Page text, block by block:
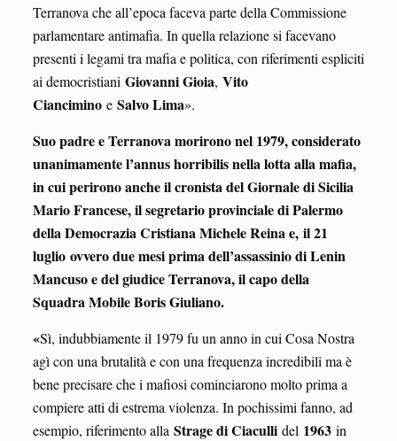
Terranova che all’epoca faceva parte della Commissione
parlamentare antimafia. In quella relazione si facevano
presenti i legami tra mafia e politica, con riferimenti espliciti
ai democristiani Giovanni Gioia, Vito
Ciancimino e Salvo Lima».
Suo padre e Terranova morirono nel 1979, considerato
unanimamente l’annus horribilis nella lotta alla mafia,
in cui perirono anche il cronista del Giornale di Sicilia
Mario Francese, il segretario provinciale di Palermo
della Democrazia Cristiana Michele Reina e, il 21
luglio ovvero due mesi prima dell’assassinio di Lenin
Mancuso e del giudice Terranova, il capo della
Squadra Mobile Boris Giuliano.
«Sì, indubbiamente il 1979 fu un anno in cui Cosa Nostra
agì con una brutalità e con una frequenza incredibili ma è
bene precisare che i mafiosi cominciarono molto prima a
compiere atti di estrema violenza. In pochissimi fanno, ad
esempio, riferimento alla Strage di Ciacullidel 1963 in